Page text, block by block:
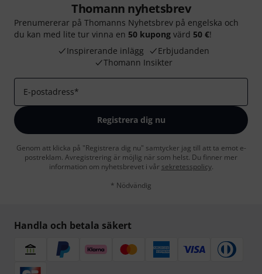
Thomann nyhetsbrev
Prenumererar på Thomanns Nyhetsbrev på engelska och
du kan med lite tur vinna en 50 kupong värd 50 €!
Inspirerande inlägg
Erbjudanden
Thomann Insikter
E-postadress*
Registrera dig nu
Genom att klicka på "Registrera dig nu" samtycker jag till att ta emot e-
postreklam. Avregistrering är möjlig när som helst. Du finner mer
information om nyhetsbrevet i vår sekretesspolicy.
* Nödvändig
Handla och betala säkert